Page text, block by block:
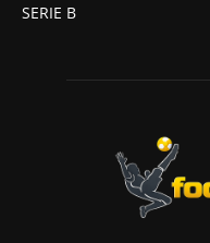
SERIE B